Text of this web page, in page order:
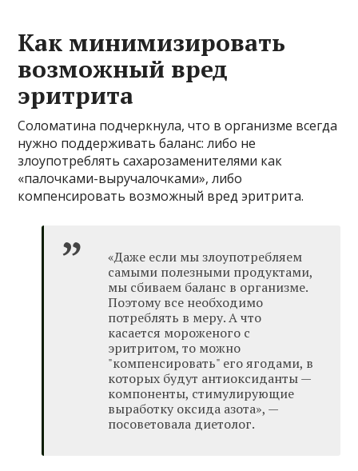
Как минимизировать
возможный вред
эритрита
Соломатина подчеркнула, что в организме всегда
нужно поддерживать баланс: либо не
злоупотреблять сахарозаменителями как
«палочками-выручалочками», либо
компенсировать возможный вред эритрита.
«Даже если мы злоупотребляем
самыми полезными продуктами,
мы сбиваем баланс в организме.
Поэтому все необходимо
потреблять в меру. А что
касается мороженого с
эритритом, то можно
"компенсировать" его ягодами, в
которых будут антиоксиданты —
компоненты, стимулирующие
выработку оксида азота», —
посоветовала диетолог.